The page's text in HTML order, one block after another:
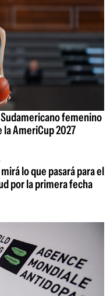
femenino
AmeriCup 2027
lo que pasará para el
por la primera fecha